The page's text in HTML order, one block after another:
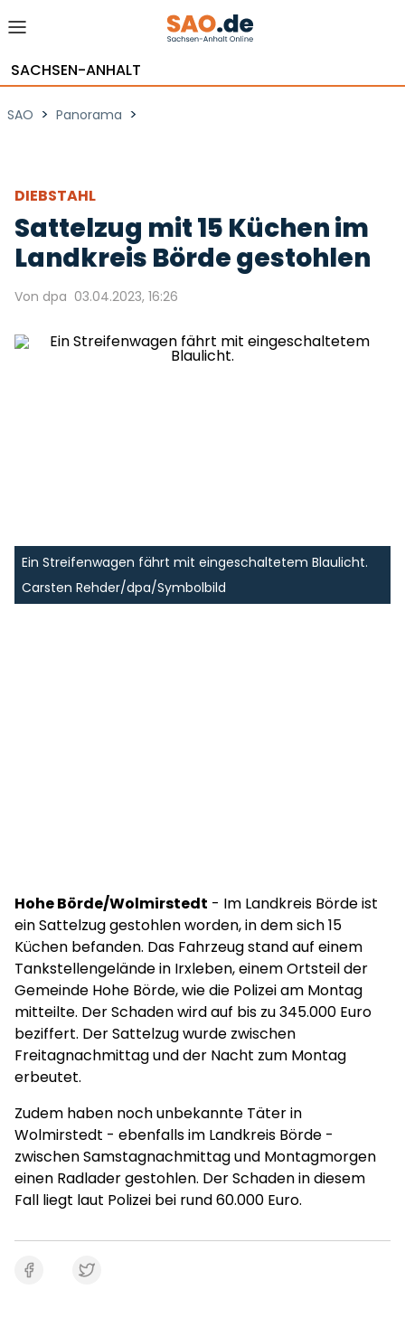
SACHSEN-ANHALT
SAO > Panorama >
DIEBSTAHL
Sattelzug mit 15 Küchen im
Landkreis Börde gestohlen
Von dpa 03.04.2023, 16:26
Ein Streifenwagen fährt mit eingeschaltetem Blaulicht.
Carsten Rehder/dpa/Symbolbild
Hohe Börde/Wolmirstedt - Im Landkreis Börde ist
ein Sattelzug gestohlen worden, in dem sich 15
Küchen befanden. Das Fahrzeug stand auf einem
Tankstellengelände in Irxleben, einem Ortsteil der
Gemeinde Hohe Börde, wie die Polizei am Montag
mitteilte. Der Schaden wird auf bis zu 345.000 Euro
beziffert. Der Sattelzug wurde zwischen
Freitagnachmittag und der Nacht zum Montag
erbeutet.
Zudem haben noch unbekannte Täter in
Wolmirstedt - ebenfalls im Landkreis Börde -
zwischen Samstagnachmittag und Montagmorgen
einen Radlader gestohlen. Der Schaden in diesem
Fall liegt laut Polizei bei rund 60.000 Euro.